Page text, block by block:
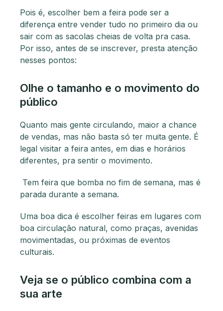
Pois é, escolher bem a feira pode ser a
diferença entre vender tudo no primeiro dia ou
sair com as sacolas cheias de volta pra casa.
Por isso, antes de se inscrever, presta atenção
nesses pontos:
Olhe o tamanho e o movimento do
público
Quanto mais gente circulando, maior a chance
de vendas, mas não basta só ter muita gente. É
legal visitar a feira antes, em dias e horários
diferentes, pra sentir o movimento.
Tem feira que bomba no fim de semana, mas é
parada durante a semana.
Uma boa dica é escolher feiras em lugares com
boa circulação natural, como praças, avenidas
movimentadas, ou próximas de eventos
culturais.
Veja se o público combina com a
sua arte